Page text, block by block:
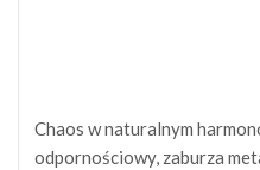
Chaos w naturalnym
odpornościowy, zaburza